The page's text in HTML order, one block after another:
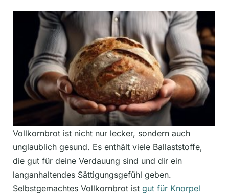
Vollkornbrot ist nicht nur lecker, sondern auch
unglaublich gesund. Es enthält viele Ballaststoffe,
die gut für deine Verdauung sind und dir ein
langanhaltendes Sättigungsgefühl geben.
Selbstgemachtes Vollkornbrot ist gut für Knorpel